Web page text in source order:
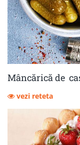
Mâncărică de
vezi reteta